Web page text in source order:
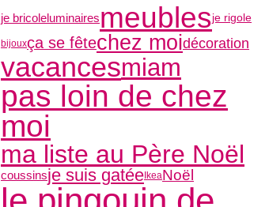
je bricoleluminairesmeublesje rigole
bijouxça se fêtechez moidécoration
vacancesmiam
pas loin de chez
moi
ma liste au Père Noël
coussinsje suis gatéeIkeaNoël